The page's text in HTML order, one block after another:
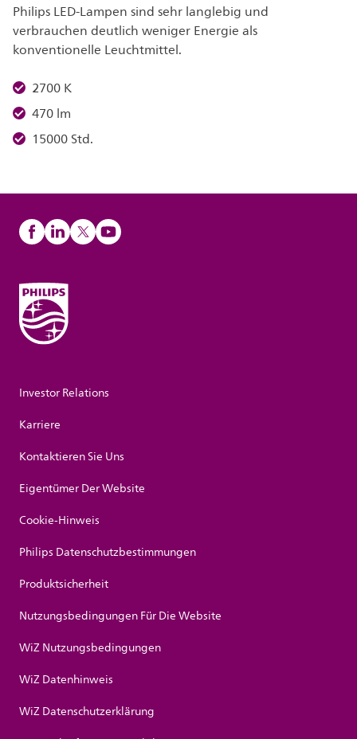
Philips LED-Lampen sind sehr langlebig und
verbrauchen deutlich weniger Energie als
konventionelle Leuchtmittel.
2700 K
470 lm
15000 Std.
Investor Relations
Karriere
Kontaktieren Sie Uns
Eigentümer Der Website
Cookie-Hinweis
Philips Datenschutzbestimmungen
Produktsicherheit
Nutzungsbedingungen Für Die Website
WiZ Nutzungsbedingungen
WiZ Datenhinweis
WiZ Datenschutzerklärung